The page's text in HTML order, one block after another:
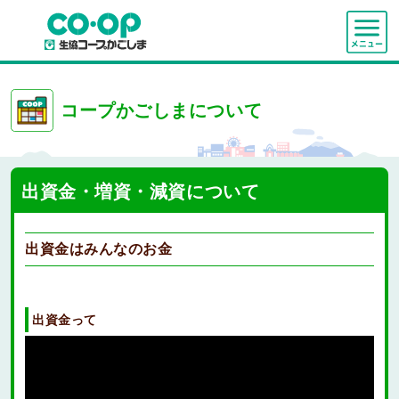
コープかごしまについて
出資金・増資・減資について
出資金はみんなのお金
出資金って